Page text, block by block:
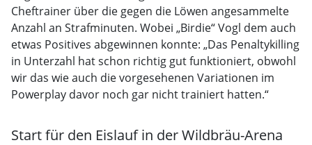
Cheftrainer über die gegen die Löwen angesammelte
Anzahl an Strafminuten. Wobei „Birdie“ Vogl dem auch
etwas Positives abgewinnen konnte: „Das Penaltykilling
in Unterzahl hat schon richtig gut funktioniert, obwohl
wir das wie auch die vorgesehenen Variationen im
Powerplay davor noch gar nicht trainiert hatten.“
Start für den Eislauf in der Wildbräu-Arena